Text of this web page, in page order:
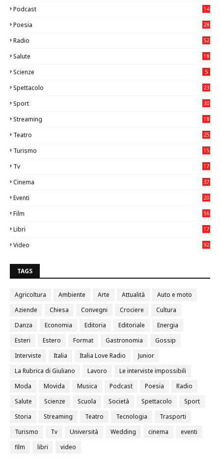
Podcast 14
Poesia 28
Radio 52
Salute
18
Scienze 5
Spettacolo 23
Sport
30
Streaming 18
Teatro
25
Turismo
15
Tv
17
Cinema
37
Eventi
20
Film
56
Libri
17
Video
92
TAGS
Agricoltura Ambiente Arte Attualità
Auto e moto
Aziende
Chiesa Convegni Crociere
Cultura
Danza
Economia Editoria Editoriale
Energia
Esteri
Estero Format Gastronomia
Gossip
Interviste
Italia Italia Love Radio
Junior
La Rubrica di Giuliano
Lavoro
Le interviste impossibili
Moda
Movida Musica Podcast Poesia
Radio
Salute
Scienze Scuola Società Spettacolo
Sport
Storia
Streaming Teatro Tecnologia
Trasporti
Turismo
Tv Università Wedding cinema
eventi
film
libri video